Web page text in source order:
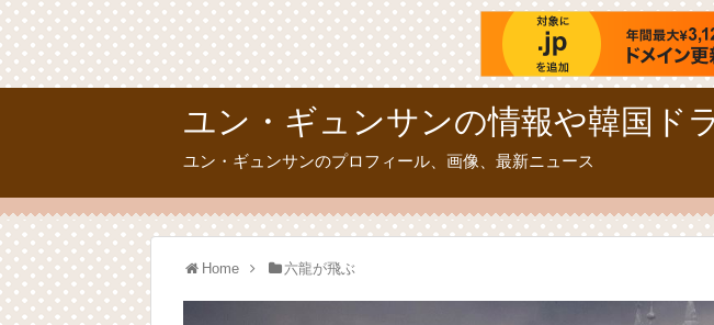
ユン・ギュンサンの情報や韓国ド
ユン・ギュンサンのプロフィール、画像、最新ニュース
Home 六龍が飛ぶ